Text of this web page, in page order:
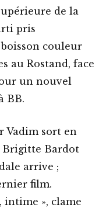
de la
pris
couleur
au Rostand, face
un nouvel
BB.
Vadim sort en
Brigitte Bardot
arrive ;
film.
intime », clame